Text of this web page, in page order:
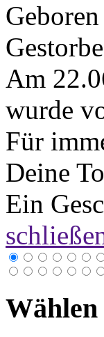
Am
wurde
Für
Deine
Ein
Wählen